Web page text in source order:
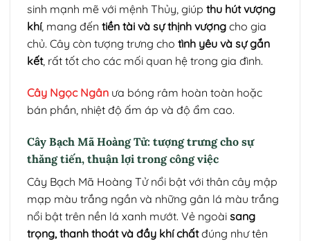
sinh mạnh mẽ với mệnh Thủy, giúp thu hút vượng
khí, mang đến tiền tài và sự thịnh vượng cho gia
chủ. Cây còn tượng trưng cho tình yêu và sự gắn
kết, rất tốt cho các mối quan hệ trong gia đình.
Cây Ngọc Ngân ưa bóng râm hoàn toàn hoặc
bán phần, nhiệt độ ấm áp và độ ẩm cao.
Cây Bạch Mã Hoàng Tử: tượng trưng cho sự
thăng tiến, thuận lợi trong công việc
Cây Bạch Mã Hoàng Tử nổi bật với thân cây mập
mạp màu trắng ngần và những gân lá màu trắng
nổi bật trên nền lá xanh mướt. Vẻ ngoài sang
trọng, thanh thoát và đầy khí chấtđúng như tên